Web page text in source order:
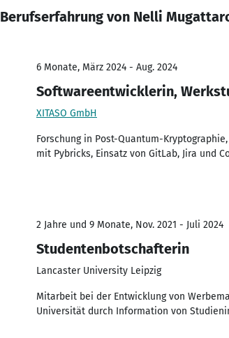
Berufserfahrung von Nelli
6 Monate, März 2024 - Aug. 2024
Softwareentwicklerin,
XITASO GmbH
Forschung in Post-Quantum-
mit Pybricks, Einsatz von GitLab, Jira und
2 Jahre und 9 Monate, Nov. 2021 - Juli 2024
Studentenbotschafterin
Lancaster University Leipzig
Mitarbeit bei der Entwicklung von
Universität durch Information von